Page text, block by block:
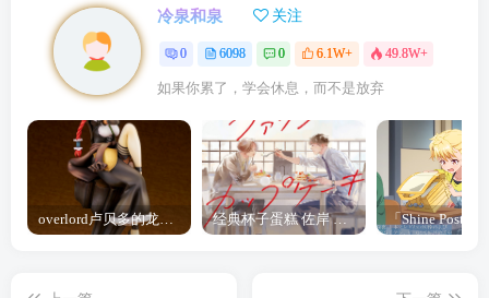
冷泉和泉 关注
0 6098 0 6.1W+ 49.8W+
如果你累了，学会休息，而不是放弃
overlord卢贝多的龙王谁厉害 「Overlord」露普斯蕾琪娜·贝塔手办开订 经典杯子蛋糕 佐岸 漫画「经典杯子蛋糕」宣布真人日剧化